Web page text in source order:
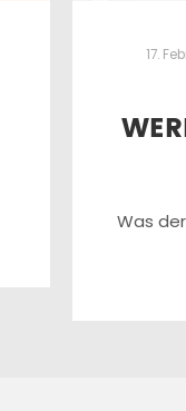
17.
Was